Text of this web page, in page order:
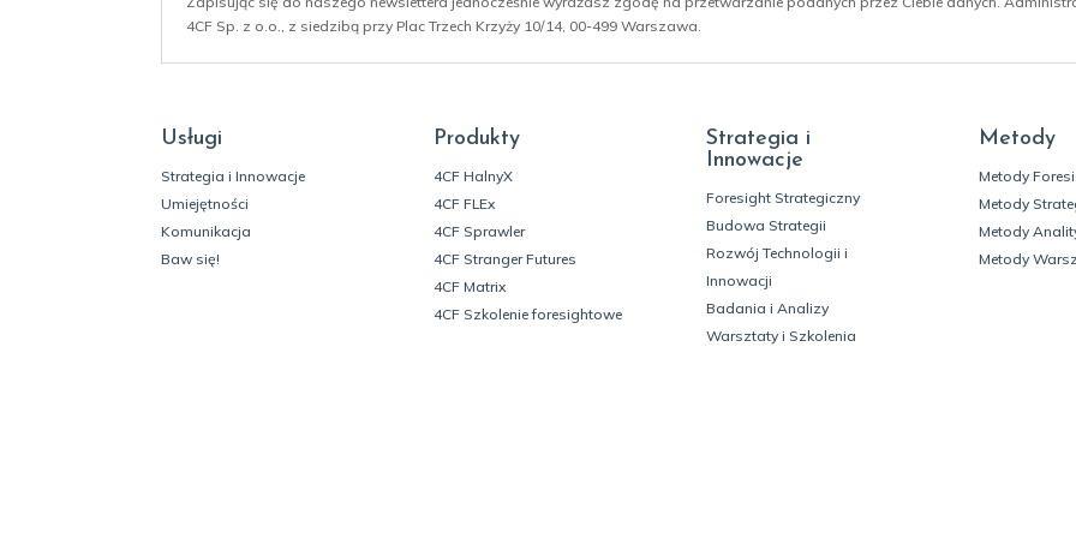
4CF Sp. z o.o., z siedzibą przy Plac Trzech Krzyży 10/14, 00-499 Warszawa.
Usługi
Strategia i Innowacje
Umiejętności
Komunikacja
Baw się!
Produkty
4CF HalnyX
4CF FLEx
4CF Sprawler
4CF Stranger Futures
4CF Matrix
4CF Szkolenie foresightowe
Strategia i
Innowacje
Foresight Strategiczny
Budowa Strategii
Rozwój Technologii i
Innowacji
Badania i Analizy
Warsztaty i Szkolenia
Metody
Metody
Metody
Metody
Metody